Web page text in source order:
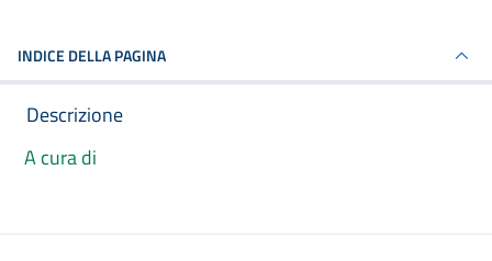
INDICE DELLA PAGINA
Descrizione
A cura di